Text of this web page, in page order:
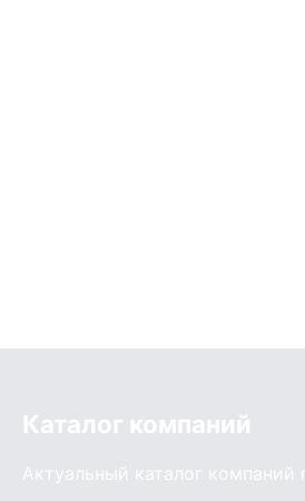
Каталог компаний
Актуальный каталог компаний